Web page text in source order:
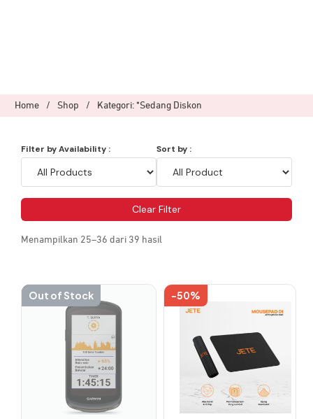
Home / Shop / Kategori: *Sedang Diskon
Filter by Availability : Sort by :
Clear Filter
Menampilkan 25–36 dari 39 hasil
Out of Stock -50%
Produk
beberapa
varian.